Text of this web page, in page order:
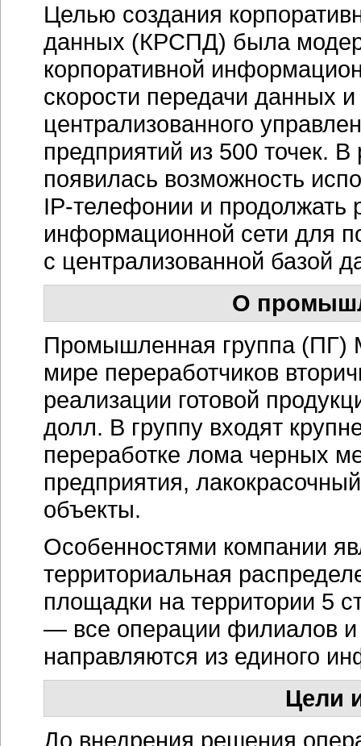
Целью создания
данных (КРСПД) была
корпоративной
скорости передачи данных
централизованного
предприятий из 500 точек.
появилась возможность
IP-телефонии и продолжать
информационной сети для
с централизованной базой
О
Промышленная группа (ПГ)
мире переработчиков
реализации готовой
долл. В группу входят
переработке лома черных
предприятия,
объекты.
Особенностями компании
территориальная
площадки на территории 5
— все операции филиалов и
направляются из единого
Цели
До внедрения решения